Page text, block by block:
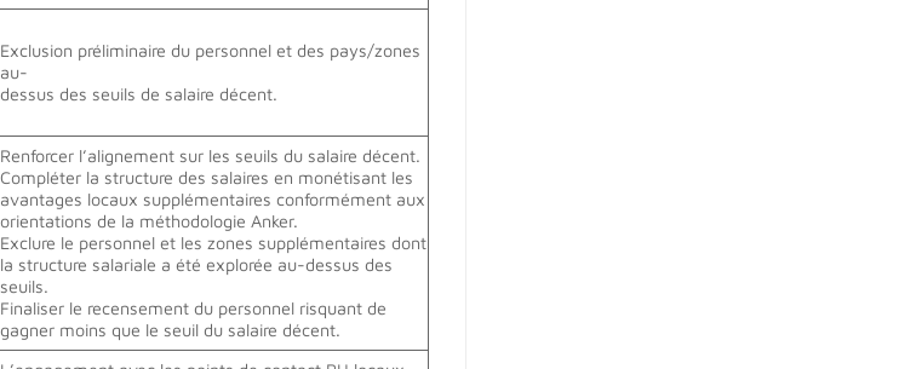
Exclusion préliminaire du personnel et des pays/zones
au-
dessus des seuils de salaire décent.
Renforcer l’alignement sur les seuils du salaire décent.
Compléter la structure des salaires en monétisant les
avantages locaux supplémentaires conformément aux
orientations de la méthodologie Anker.
Exclure le personnel et les zones supplémentaires dont
la structure salariale a été explorée au-dessus des
seuils.
Finaliser le recensement du personnel risquant de
gagner moins que le seuil du salaire décent.